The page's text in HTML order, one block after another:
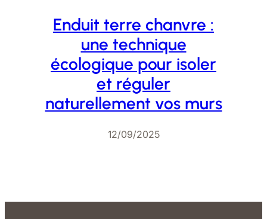
Enduit terre chanvre :
une technique
écologique pour isoler
et réguler
naturellement vos murs
12/09/2025